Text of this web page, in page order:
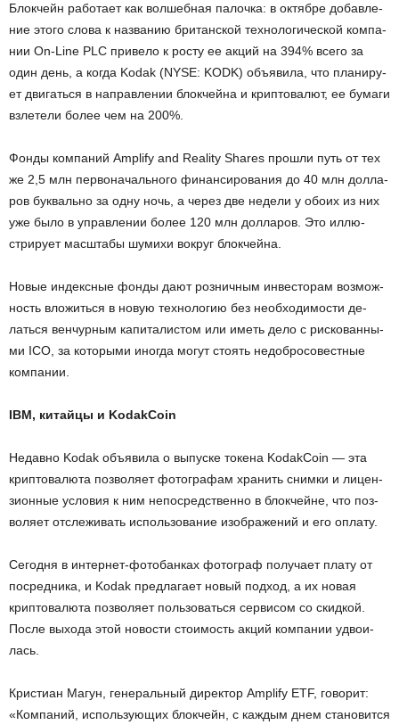
Блок­чейн ра­бо­та­ет как вол­шеб­ная па­лоч­ка: в ок­тяб­ре до­бав­ле­
ние этого слова к на­зва­нию бри­тан­ской тех­но­ло­ги­че­ской ком­па­
нии On-Line PLC при­ве­ло к росту ее акций на 394% всего за
один день, а когда Kodak (NYSE: KODK) объ­яви­ла, что пла­ни­ру­
ет дви­гать­ся в на­прав­ле­нии блок­чей­на и крип­то­ва­лют, ее бу­ма­ги
взле­те­ли более чем на 200%.
Фонды ком­па­ний Amplify and Reality Shares про­шли путь от тех
же 2,5 млн пер­во­на­чаль­но­го фи­нан­си­ро­ва­ния до 40 млн дол­ла­
ров бук­валь­но за одну ночь, а через две неде­ли у обоих из них
уже было в управ­ле­нии более 120 млн дол­ла­ров. Это ил­лю­
стри­ру­ет мас­шта­бы шу­ми­хи во­круг блок­чей­на.
Новые ин­декс­ные фонды дают роз­нич­ным ин­ве­сто­рам воз­мож­
ность вло­жить­ся в новую тех­но­ло­гию без необ­хо­ди­мо­сти де­
лать­ся вен­чур­ным ка­пи­та­ли­стом или иметь дело с рис­ко­ван­ны­
ми ICO, за ко­то­ры­ми ино­гда могут сто­ять недоб­ро­со­вест­ные
ком­па­нии.
IBM, китайцы и KodakCoin
Недав­но Kodak объ­яви­ла о вы­пус­ке то­ке­на KodakCoin — эта
крип­то­ва­лю­та поз­во­ля­ет фо­то­гра­фам хра­нить сним­ки и ли­цен­
зи­он­ные усло­вия к ним непо­сред­ствен­но в блок­чейне, что поз­
во­ля­ет от­сле­жи­вать ис­поль­зо­ва­ние изоб­ра­же­ний и его опла­ту.
Се­год­ня в ин­тер­нет-фо­то­бан­ках фо­то­граф по­лу­ча­ет плату от
по­сред­ни­ка, и Kodak пред­ла­га­ет новый под­ход, а их новая
крип­то­ва­лю­та поз­во­ля­ет поль­зо­вать­ся сер­ви­сом со скид­кой.
После вы­хо­да этой но­во­сти сто­и­мость акций ком­па­нии удво­и­
лась.
Кри­сти­ан Магун, ге­не­раль­ный ди­рек­тор Amplify ETF, го­во­рит:
«Ком­па­ний, ис­поль­зу­ю­щих блок­чейн, с каж­дым днем ста­но­вит­ся